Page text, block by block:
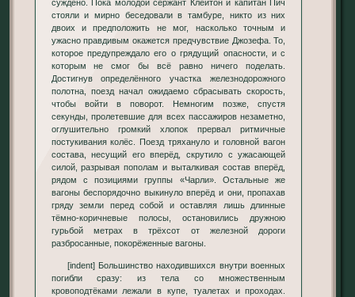
суждено. Пока молодой сержант Клейтон и капитан Пич
стояли и мирно беседовали в тамбуре, никто из них
двоих и предположить не мог, насколько точным и
ужасно правдивым окажется предчувствие Джозефа. То,
которое предупреждало его о грядущий опасности, и с
которым не смог бы всё равно ничего поделать.
Достигнув определённого участка железнодорожного
полотна, поезд начал ожидаемо сбрасывать скорость,
чтобы войти в поворот. Немногим позже, спустя
секунды, пролетевшие для всех пассажиров незаметно,
оглушительно громкий хлопок прервал ритмичные
постукивания колёс. Поезд тряхануло и головной вагон
состава, несущий его вперёд, скрутило с ужасающей
силой, разрывая пополам и выталкивая состав вперёд,
рядом с позициями группы «Чарли». Остальные же
вагоны беспорядочно выкинуло вперёд и они, пропахав
гряду земли перед собой и оставляя лишь длинные
тёмно-коричневые полосы, остановились дружною
гурьбой метрах в трёхсот от железной дороги
разбросанные, покорёженные вагоны.
[indent] Большинство находившихся внутри военных
погибли сразу: из тела со множественным
кровоподтёками лежали в купе, туалетах и проходах.